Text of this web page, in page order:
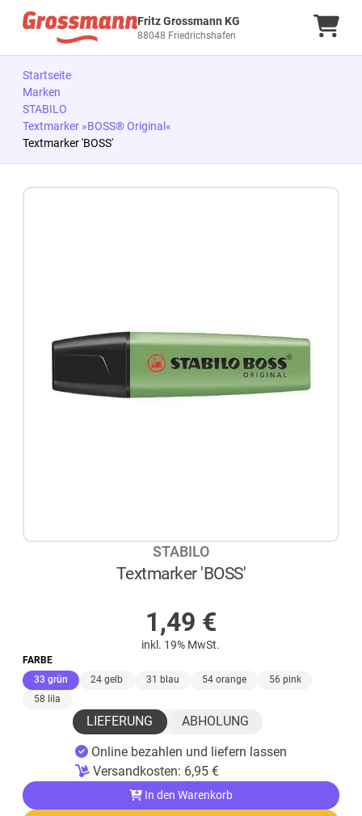
Fritz Grossmann KG
88048 Friedrichshafen
Startseite
Marken
STABILO
Textmarker »BOSS® Original«
Textmarker 'BOSS'
STABILO
Textmarker 'BOSS'
1,49 €
inkl. 19% MwSt.
FARBE
33 grün (ausgewählt)
24 gelb 31 blau 54 orange
56 pink
58 lila
LIEFERUNG ABHOLUNG
Online bezahlen und liefern lassen
Versandkosten: 6,95 €
In den Warenkorb